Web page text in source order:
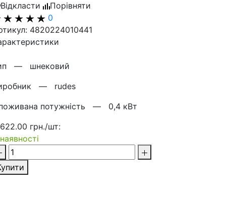
Відкласти
Порівняти
0
4820224010441
— шнековий
— rudes
потужність — 0,4 кВт
грн./шт: